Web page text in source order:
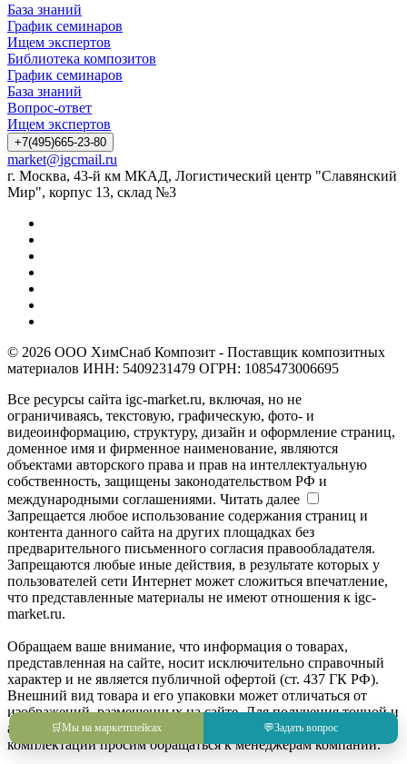
🛒Мы на маркетплейсах 💬Задать вопрос
База знаний
График семинаров
Ищем экспертов
Библиотека композитов
График семинаров
База знаний
Вопрос-ответ
Ищем экспертов
+7(495)665-23-80
market@igcmail.ru
г. Москва, 43-й км МКАД, Логистический центр "Славянский
Мир", корпус 13, склад №3
© 2026 ООО ХимСнаб Композит - Поставщик композитных
материалов ИНН: 5409231479 ОГРН: 1085473006695
Все ресурсы сайта igc-market.ru, включая, но не
ограничиваясь, текстовую, графическую, фото- и
видеоинформацию, структуру, дизайн и оформление страниц,
доменное имя и фирменное наименование, являются
объектами авторского права и прав на интеллектуальную
собственность, защищены законодательством РФ и
международными соглашениями. Читать далее
Запрещается любое использование содержания страниц и
контента данного сайта на других площадках без
предварительного письменного согласия правообладателя.
Запрещаются любые иные действия, в результате которых у
пользователей сети Интернет может сложиться впечатление,
что представленные материалы не имеют отношения к igc-
market.ru.
Обращаем ваше внимание, что информация о товарах,
представленная на сайте, носит исключительно справочный
характер и не является публичной офертой (ст. 437 ГК РФ).
Внешний вид товара и его упаковки может отличаться от
изображений, размещенных на сайте. Для получения точной и
актуальной информации о товаре, его характеристиках и
комплектации просим обращаться к менеджерам компании.